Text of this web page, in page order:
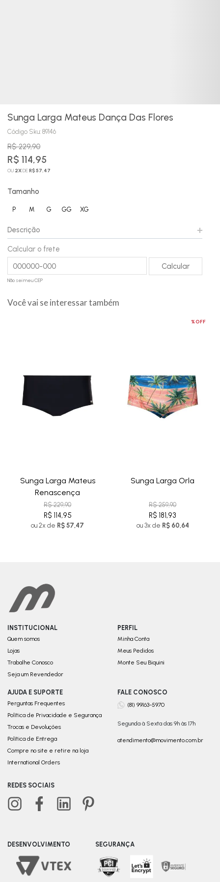
Sunga Larga Mateus Dança Das Flores
Código Sku: 89146
R$ 229,90
R$ 114,95
OU 2XDER$ 57,47
Tamanho
P M G GG XG
Descrição
Calcular o frete
Não sei meu CEP
Você vai se interessar também
Sunga Larga Mateus
Renascença
R$ 229,90
R$ 114,95
ou 2x de R$ 57,47
%OFF
Sunga Larga Orla
R$ 259,90
R$ 181,93
ou 3x de R$ 60,64
INSTITUCIONAL
Quem somos
Lojas
Trabalhe Conosco
Seja um Revendedor
PERFIL
Minha Conta
Meus Pedidos
Monte Seu Biquini
AJUDA E SUPORTE
Perguntas Frequentes
Política de Privacidade e Segurança
Trocas e Devoluções
Política de Entrega
Compre no site e retire na loja
International Orders
FALE CONOSCO
(81) 99163-5970
Segunda à Sexta das 9h às 17h
atendimento@movimento.com.br
REDES SOCIAIS
DESENVOLVIMENTO SEGURANÇA